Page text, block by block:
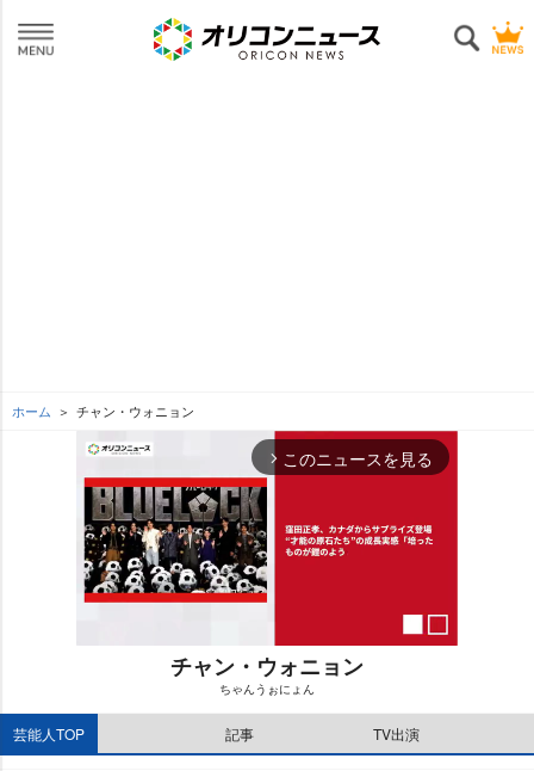
ホーム チャン・ウォニョン
arrow_forward_ios このニュースを見る
M
u
t
チャン・ウォニョン
ちゃんうぉにょん
芸能人TOP 記事 TV出演